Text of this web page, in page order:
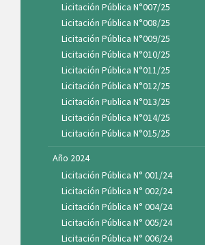
Licitación Pública N°007/25
Licitación Pública N°008/25
Licitación Pública N°009/25
Licitación Pública N°010/25
Licitación Pública N°011/25
Licitación Pública N°012/25
Licitación Publica N°013/25
Licitación Pública N°014/25
Licitación Pública N°015/25
Año 2024
Licitación Pública N° 001/24
Licitación Pública N° 002/24
Licitación Pública N° 004/24
Licitación Pública N° 005/24
Licitación Pública N° 006/24